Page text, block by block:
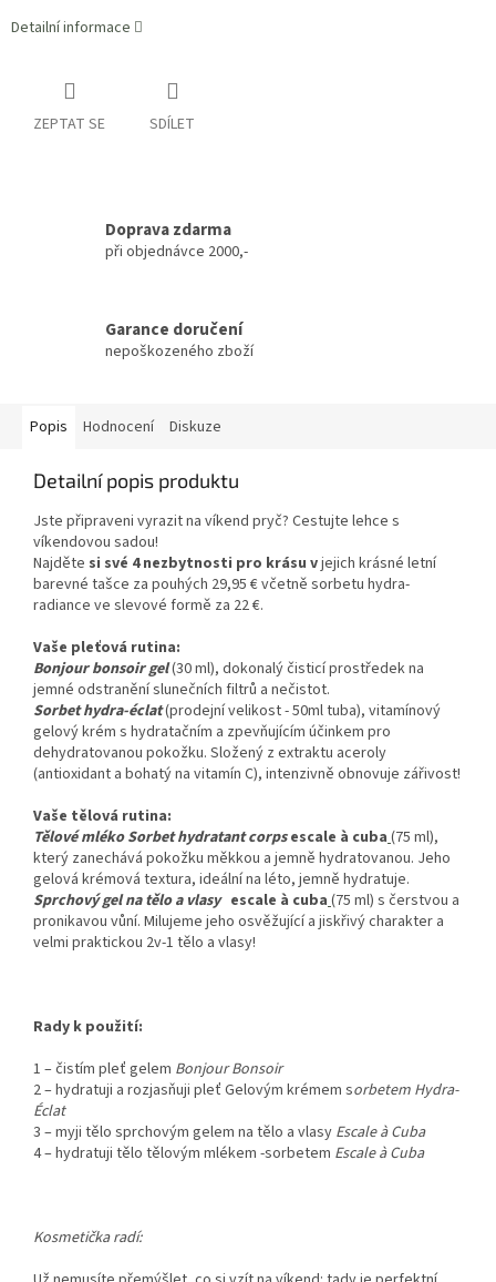
Detailní informace
ZEPTAT SE SDÍLET
Doprava zdarma
při objednávce 2000,-
Garance doručení
nepoškozeného zboží
Popis Hodnocení Diskuze
Detailní popis produktu
Jste připraveni vyrazit na víkend pryč? Cestujte lehce s
víkendovou sadou!
Najděte si své 4 nezbytnosti pro krásu vjejich krásné letní
barevné tašce za pouhých 29,95 € včetně sorbetu hydra-
radiance ve slevové formě za 22 €.
Vaše pleťová rutina:
Bonjour bonsoir gel(30 ml), dokonalý čisticí prostředek na
jemné odstranění slunečních filtrů a nečistot.
Sorbet hydra-éclat(prodejní velikost - 50ml tuba), vitamínový
gelový krém s hydratačním a zpevňujícím účinkem pro
dehydratovanou pokožku. Složený z extraktu aceroly
(antioxidant a bohatý na vitamín C), intenzivně obnovuje zářivost!
Vaše tělová rutina:
Tělové mléko Sorbet hydratant corpsescale à cuba (75 ml),
který zanechává pokožku měkkou a jemně hydratovanou. Jeho
gelová krémová textura, ideální na léto, jemně hydratuje.
Sprchový gel na tělo a vlasy escale à cuba (75 ml) s čerstvou a
pronikavou vůní. Milujeme jeho osvěžující a jiskřivý charakter a
velmi praktickou 2v-1 tělo a vlasy!
Rady k použití:
1 – čistím pleť gelem Bonjour Bonsoir
2 – hydratuji a rozjasňuji pleť Gelovým krémem sorbetem Hydra-
Éclat
3 – myji tělo sprchovým gelem na tělo a vlasy Escale à Cuba
4 – hydratuji tělo tělovým mlékem -sorbetem Escale à Cuba
Kosmetička radí: